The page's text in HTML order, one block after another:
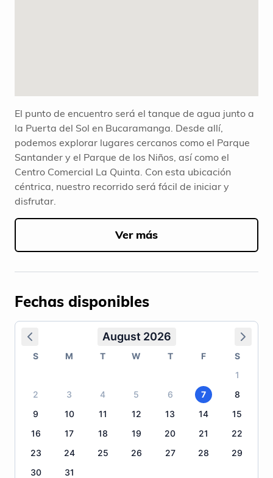
El punto de encuentro será el tanque de agua junto a
la Puerta del Sol en Bucaramanga. Desde allí,
podemos explorar lugares cercanos como el Parque
Santander y el Parque de los Niños, así como el
Centro Comercial La Quinta. Con esta ubicación
céntrica, nuestro recorrido será fácil de iniciar y
disfrutar.
Ver más
Fechas disponibles
August 2026
S M T W T F
S
1
2
3 4 5 6 7
8
9
10 11 12 13 14
15
16
17 18 19 20 21
22
23
24 25 26 27 28
29
30
31